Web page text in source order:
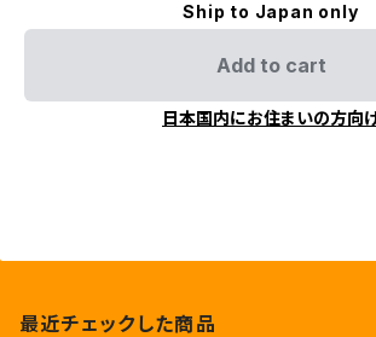
Ship to Japan only
Add to cart
日本国内にお住まいの方向
最近チェックした商品